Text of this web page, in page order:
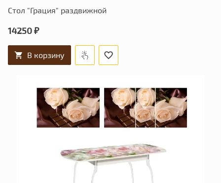
Стол "Грация" раздвижной
14250 ₽
В корзину